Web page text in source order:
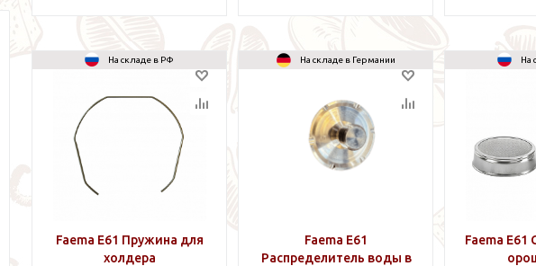
На складе в РФ
Faema E61 Пружина для
холдера
На складе в Германии
Faema E61
Распределитель воды в
На
Faema